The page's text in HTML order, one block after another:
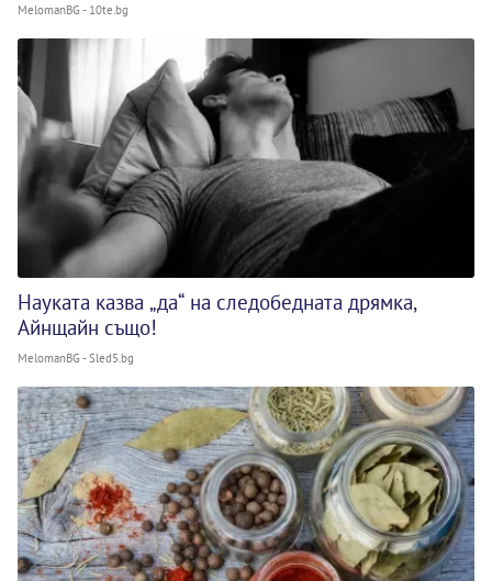
MelomanBG - 10te.bg
Науката казва „да“ на следобедната дрямка,
Айнщайн също!
MelomanBG - Sled5.bg